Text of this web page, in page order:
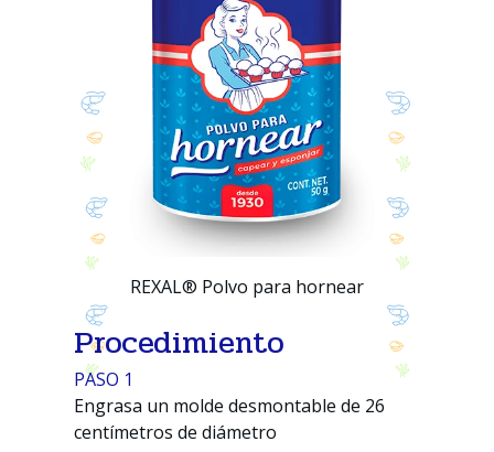
REXAL® Polvo para hornear
Procedimiento
PASO 1
Engrasa un molde desmontable de 26
centímetros de diámetro